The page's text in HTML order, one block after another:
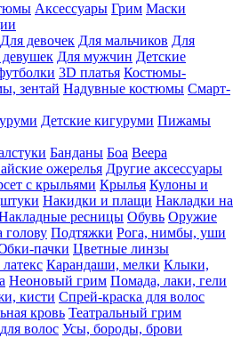
Аксессуары Грим Маски
Для девочек Для мальчиков Для
Для мужчин Детские
3D платья Костюмы-
зентай Надувные костюмы Смарт-
Детские кигуруми Пижамы
Банданы Боа Веера
ожерелья Другие аксессуары
с крыльями Крылья Кулоны и
Накидки и плащи Накладки на
ресницы Обувь Оружие
голову Подтяжки Рога, нимбы, уши
пачки Цветные линзы
Карандаши, мелки Клыки,
Неоновый грим Помада, лаки, гели
кисти Спрей-краска для волос
кровь Театральный грим
волос Усы, бороды, брови